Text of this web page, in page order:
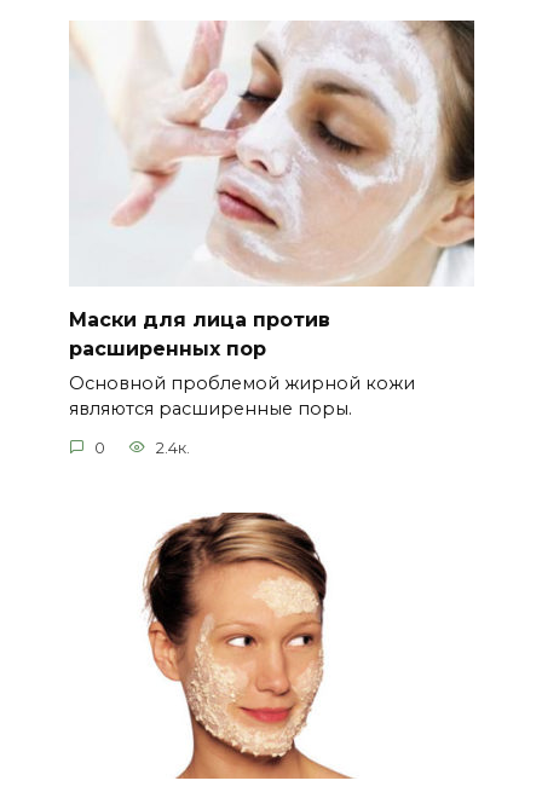
Маски для лица против
расширенных пор
Основной проблемой жирной кожи
являются расширенные поры.
0 2.4к.